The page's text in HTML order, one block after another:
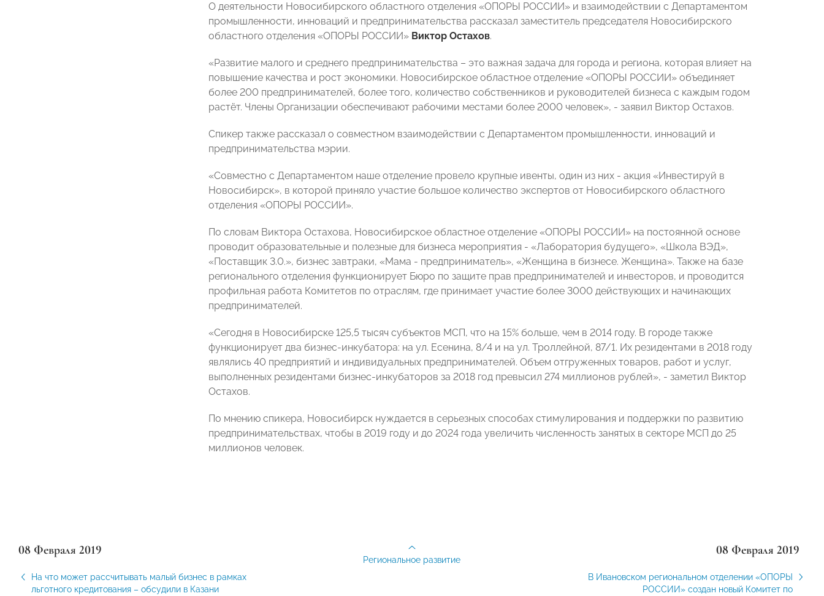
О деятельности Новосибирского областного отделения «ОПОРЫ РОССИИ» и взаимодействии с Департаментом
промышленности, инноваций и предпринимательства рассказал заместитель председателя Новосибирского
областного отделения «ОПОРЫ РОССИИ» Виктор Остахов.
«Развитие малого и среднего предпринимательства – это важная задача для города и региона, которая влияет на
повышение качества и рост экономики. Новосибирское областное отделение «ОПОРЫ РОССИИ» объединяет
более 200 предпринимателей, более того, количество собственников и руководителей бизнеса с каждым годом
растёт. Члены Организации обеспечивают рабочими местами более 2000 человек», - заявил Виктор Остахов.
Спикер также рассказал о совместном взаимодействии с Департаментом промышленности, инноваций и
предпринимательства мэрии.
«Совместно с Департаментом наше отделение провело крупные ивенты, один из них - акция «Инвестируй в
Новосибирск», в которой приняло участие большое количество экспертов от Новосибирского областного
отделения «ОПОРЫ РОССИИ».
По словам Виктора Остахова, Новосибирское областное отделение «ОПОРЫ РОССИИ» на постоянной основе
проводит образовательные и полезные для бизнеса мероприятия - «Лаборатория будущего», «Школа ВЭД»,
«Поставщик 3.0.», бизнес завтраки, «Мама - предприниматель», «Женщина в бизнесе. Женщина». Также на базе
регионального отделения функционирует Бюро по защите прав предпринимателей и инвесторов, и проводится
профильная работа Комитетов по отраслям, где принимает участие более 3000 действующих и начинающих
предпринимателей.
«Сегодня в Новосибирске 125,5 тысяч субъектов МСП, что на 15% больше, чем в 2014 году. В городе также
функционирует два бизнес-инкубатора: на ул. Есенина, 8/4 и на ул. Троллейной, 87/1. Их резидентами в 2018 году
являлись 40 предприятий и индивидуальных предпринимателей. Объем отгруженных товаров, работ и услуг,
выполненных резидентами бизнес-инкубаторов за 2018 год превысил 274 миллионов рублей», - заметил Виктор
Остахов.
По мнению спикера, Новосибирск нуждается в серьезных способах стимулирования и поддержки по развитию
предпринимательствах, чтобы в 2019 году и до 2024 года увеличить численность занятых в секторе МСП до 25
миллионов человек.
08 Февраля 2019
На что может рассчитывать малый бизнес в рамках
льготного кредитования – обсудили в Казани
08 Февраля 2019
В Ивановском региональном отделении «ОПОРЫ
РОССИИ» создан новый Комитет по
Региональное развитие